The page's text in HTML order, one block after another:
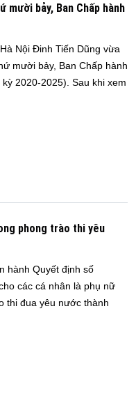
mười bảy, Ban Chấp hành
Nội Đinh Tiến Dũng vừa
mười bảy, Ban Chấp hành
2020-2025). Sau khi xem
phong trào thi yêu
hành Quyết định số
các cá nhân là phụ nữ
thi đua yêu nước thành